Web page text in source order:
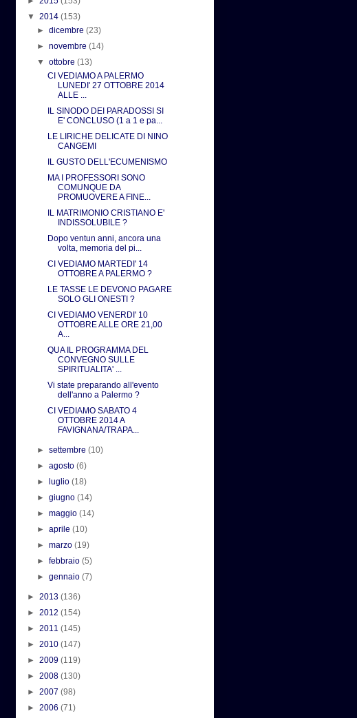
▼ 2014 (153)
►dicembre(23)
►novembre(14)
▼ottobre(13)
CI VEDIAMO A PALERMO
LUNEDI' 27 OTTOBRE 2014
ALLE ...
IL SINODO DEI PARADOSSI SI
E' CONCLUSO (1 a 1 e pa...
LE LIRICHE DELICATE DI NINO
CANGEMI
IL GUSTO DELL'ECUMENISMO
MA I PROFESSORI SONO
COMUNQUE DA
PROMUOVERE A FINE...
IL MATRIMONIO CRISTIANO E'
INDISSOLUBILE ?
Dopo ventun anni, ancora una
volta, memoria del pi...
CI VEDIAMO MARTEDI' 14
OTTOBRE A PALERMO ?
LE TASSE LE DEVONO PAGARE
SOLO GLI ONESTI ?
CI VEDIAMO VENERDI' 10
OTTOBRE ALLE ORE 21,00
A...
QUA IL PROGRAMMA DEL
CONVEGNO SULLE
SPIRITUALITA' ...
Vi state preparando all'evento
dell'anno a Palermo ?
CI VEDIAMO SABATO 4
OTTOBRE 2014 A
FAVIGNANA/TRAPA...
►settembre(10)
►agosto(6)
►
luglio(18)
►giugno(14)
►maggio(14)
►aprile(10)
►marzo(19)
►febbraio(5)
►gennaio(7)
► 2013 (136)
► 2012 (154)
► 2011 (145)
► 2010 (147)
► 2009 (119)
► 2008 (130)
► 2007 (98)
► 2006 (71)